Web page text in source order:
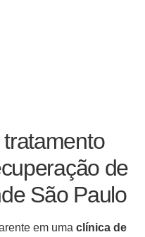
de
São Paulo
em uma clínica de